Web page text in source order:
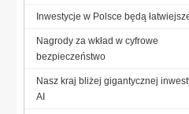
Inwestycje w Polsce będą
Nagrody za wkład w cyfrowe
bezpieczeństwo
Nasz kraj bliżej gigantycznej
AI